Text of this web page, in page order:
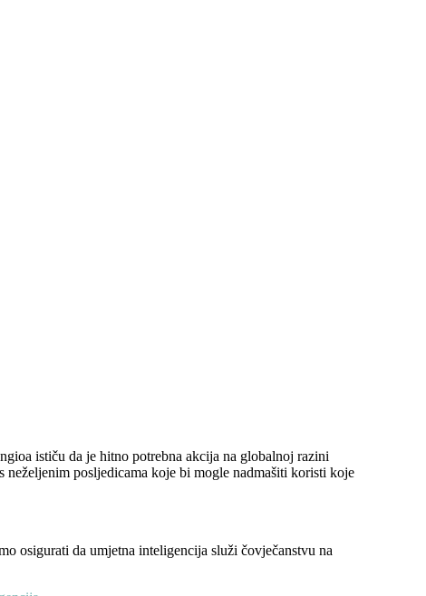
ističu da je hitno potrebna akcija na globalnoj razini
posljedicama koje bi mogle nadmašiti koristi koje
osigurati da umjetna inteligencija služi čovječanstvu na